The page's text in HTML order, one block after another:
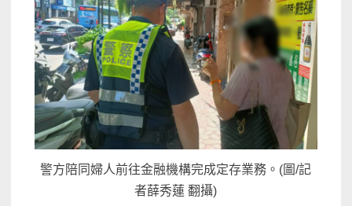
警方陪同婦人前往金融機構完成定存業務。(圖/記
者薛秀蓮 翻攝)